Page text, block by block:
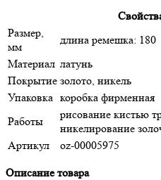
Размер,
мм
длина ремешка: 180
Материал латунь
Покрытие золото, никель
Упаковка коробка фирменная
Работы
рисование кистью
никелирование
Артикул
oz-00005975
Описание товара